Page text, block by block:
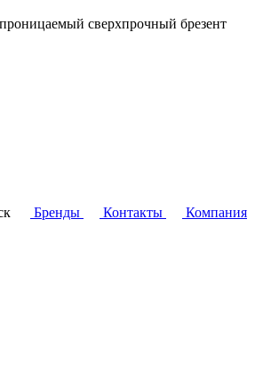
сверхпрочный брезент
Бренды Контакты
Компания